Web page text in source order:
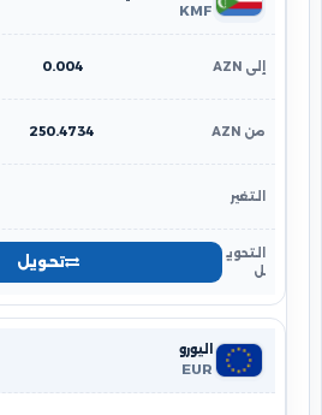
KMF
0.004
250.4734
تحويل
اليورو
EUR